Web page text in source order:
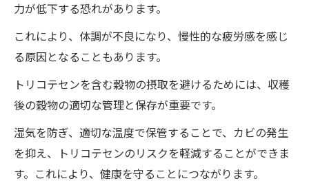
力が低下する恐れがあります。
これにより、体調が不良になり、慢性的な疲労感を感じ
る原因となることもあります。
トリコテセンを含む穀物の摂取を避けるためには、収穫
後の穀物の適切な管理と保存が重要です。
湿気を防ぎ、適切な温度で保管することで、カビの発生
を抑え、トリコテセンのリスクを軽減することができま
す。これにより、健康を守ることにつながります。